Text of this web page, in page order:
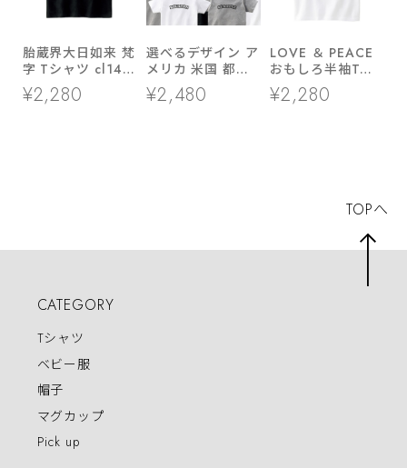
胎蔵界大日如来 梵
字 Tシャツ cl14
神仏 仏教 インド
日本 神聖 アジア
¥2,280
選べるデザイン ア
メリカ 米国 都市
名 Tシャツ cl30
クール シンプル
¥2,480
LOVE ＆ PEACE
おもしろ半袖Tシ
ャツ ms04 カワイ
イ ハートデザイン
¥2,280
CATEGORY
Tシャツ
ベビー服
帽子
マグカップ
Pick up
TOPへ